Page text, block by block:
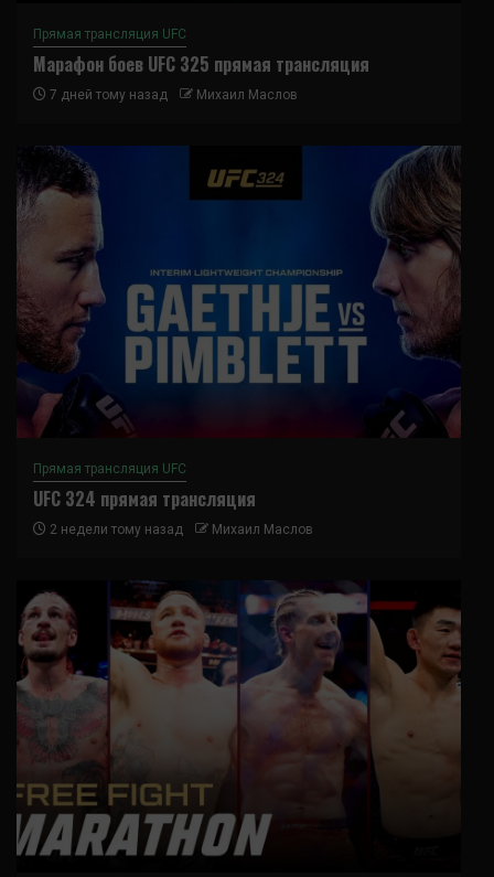
Прямая трансляция UFC
Марафон боев UFC 325 прямая трансляция
7 дней тому назад Михаил Маслов
Прямая трансляция UFC
UFC 324 прямая трансляция
2 недели тому назад Михаил Маслов